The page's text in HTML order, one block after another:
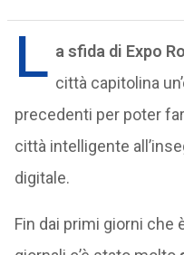
L a sfida di Expo
città capitolina
precedenti per poter
città intelligente
digitale.
Fin dai primi giorni che